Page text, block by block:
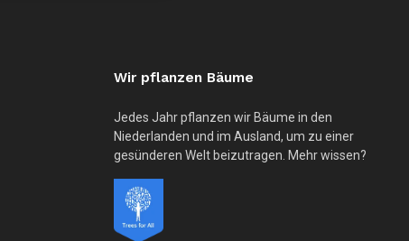
Wir pflanzen Bäume
Jedes Jahr pflanzen wir Bäume in den
Niederlanden und im Ausland, um zu einer
gesünderen Welt beizutragen. Mehr wissen?